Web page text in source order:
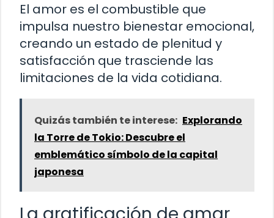
El amor es el combustible que
impulsa nuestro bienestar emocional,
creando un estado de plenitud y
satisfacción que trasciende las
limitaciones de la vida cotidiana.
Quizás también te interese: Explorando
la Torre de Tokio: Descubre el
emblemático símbolo de la capital
japonesa